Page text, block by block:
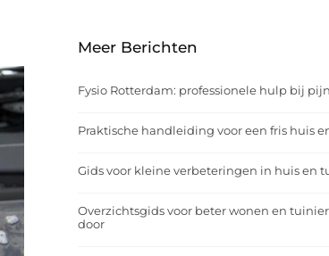
Meer Berichten
Fysio Rotterdam: professionele hulp bij
Praktische handleiding voor een fris huis
Gids voor kleine verbeteringen in huis en
Overzichtsgids voor beter wonen en
door